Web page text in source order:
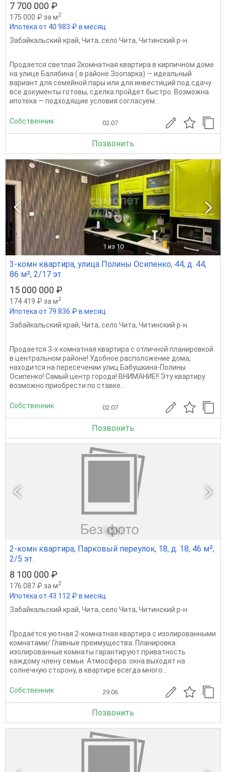
7 700 000 ₽
175 000 ₽ за м2
Ипотека от 40 983 ₽ в месяц
Забайкальский край, Чита, село Чита, Читинский р-н
Продается светлая 2комнатная квартира в кирпичном доме
на улице Балябина ( в районе Зоопарка) — идеальный
вариант для семейной пары или для инвестиций под сдачу.
все документы готовы, сделка пройдет быстро. Возможна
ипотека — подходящие условия согласуем...
Собственник 02.07
Позвонить
1 из 10
3-комн квартира, улица Полины Осипенко, 44, д. 44,
86 м², 2/17 эт.
15 000 000 ₽
174 419 ₽ за м2
Ипотека от 79 836 ₽ в месяц
Забайкальский край, Чита, село Чита, Читинский р-н
Продается 3-х комнатная квартира с отличной планировкой
в центральном районе! Удобное расположение дома,
находится на пересечении улиц Бабушкина-Полины
Осипенко! Самый центр города! ВНИМАНИЕ!! Эту квартиру
возможно приобрести по ставке...
Собственник 02.07
Позвонить
1 из 1
2-комн квартира, Парковый переулок, 18, д. 18, 46 м²,
2/5 эт.
8 100 000 ₽
176 087 ₽ за м2
Ипотека от 43 112 ₽ в месяц
Забайкальский край, Чита, село Чита, Читинский р-н
Продаётся уютная 2-комнатная квартира с изолированными
комнатами/ Главные преимущества: Планировка:
изолированные комнаты гарантируют приватность
каждому члену семьи. Атмосфера: окна выходят на
солнечную сторону, в квартире всегда много...
Собственник 29.06
Позвонить